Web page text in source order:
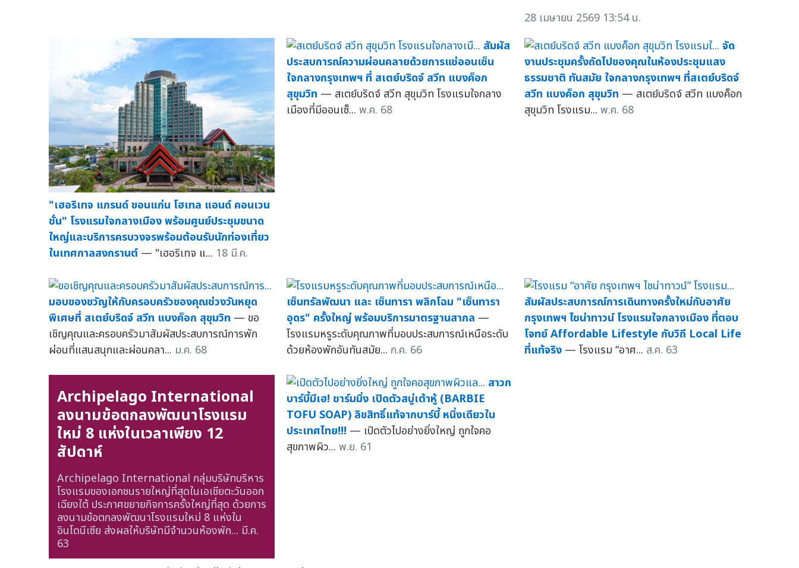
28 เมษายน 2569 13:54 น.
"เฮอริเทจ แกรนด์ ขอนแก่น โฮเทล แอนด์ คอนเวน
ชั่น" โรงแรมใจกลางเมือง พร้อมศูนย์ประชุมขนาด
ใหญ่และบริการครบวงจรพร้อมต้อนรับนักท่องเที่ยว
ในเทศกาลสงกรานต์ — "เฮอริเทจ แ... 18 มี.ค.
สัมผัส
ประสบการณ์ความผ่อนคลายด้วยการแช่ออนเซ็น
ใจกลางกรุงเทพฯ ที่ สเตย์บริดจ์ สวีท แบงค็อก
สุขุมวิท — สเตย์บริดจ์ สวีท สุขุมวิท โรงแรมใจกลาง
เมืองที่มีออนเซ็... พ.ค. 68
จัด
งานประชุมครั้งถัดไปของคุณในห้องประชุมแสง
ธรรมชาติ ทันสมัย ใจกลางกรุงเทพฯ ที่สเตย์บริดจ์
สวีท แบงค็อก สุขุมวิท — สเตย์บริดจ์ สวีท แบงค็อก
สุขุมวิท โรงแรม... พ.ค. 68
มอบของขวัญให้กับครอบครัวของคุณช่วงวันหยุด
พิเศษที่ สเตย์บริดจ์ สวีท แบงค็อก สุขุมวิท — ขอ
เชิญคุณและครอบครัวมาสัมผัสประสบการณ์การพัก
ผ่อนที่แสนสนุกและผ่อนคลา... ม.ค. 68
เซ็นทรัลพัฒนา และ เซ็นทารา พลิกโฉม "เซ็นทารา
อุดร" ครั้งใหญ่ พร้อมบริการมาตรฐานสากล —
โรงแรมหรูระดับคุณภาพที่มอบประสบการณ์เหนือระดับ
ด้วยห้องพักอันทันสมัย... ก.ค. 66
สัมผัสประสบการณ์การเดินทางครั้งใหม่กับอาศัย
กรุงเทพฯ ไชน่าทาวน์ โรงแรมใจกลางเมือง ที่ตอบ
โจทย์ Affordable Lifestyle กับวิถี Local Life
ที่แท้จริง — โรงแรม “อาศ... ส.ค. 63
Archipelago International
ลงนามข้อตกลงพัฒนาโรงแรม
ใหม่ 8 แห่งในเวลาเพียง 12
สัปดาห์
Archipelago International กลุ่มบริษัทบริหาร
โรงแรมของเอกชนรายใหญ่ที่สุดในเอเชียตะวันออก
เฉียงใต้ ประกาศขยายกิจการครั้งใหญ่ที่สุด ด้วยการ
ลงนามข้อตกลงพัฒนาโรงแรมใหม่ 8 แห่งใน
อินโดนีเซีย ส่งผลให้บริษัทมีจำนวนห้องพัก... มี.ค.
63
สาวก
บาร์บี้มีเฮ! ชาร์มมิ่ง เปิดตัวสบู่เต้าหู้ (BARBIE
TOFU SOAP) ลิขสิทธิ์แท้จากบาร์บี้ หนึ่งเดียวใน
ประเทศไทย!!! — เปิดตัวไปอย่างยิ่งใหญ่ ถูกใจคอ
สุขภาพผิว... พ.ย. 61